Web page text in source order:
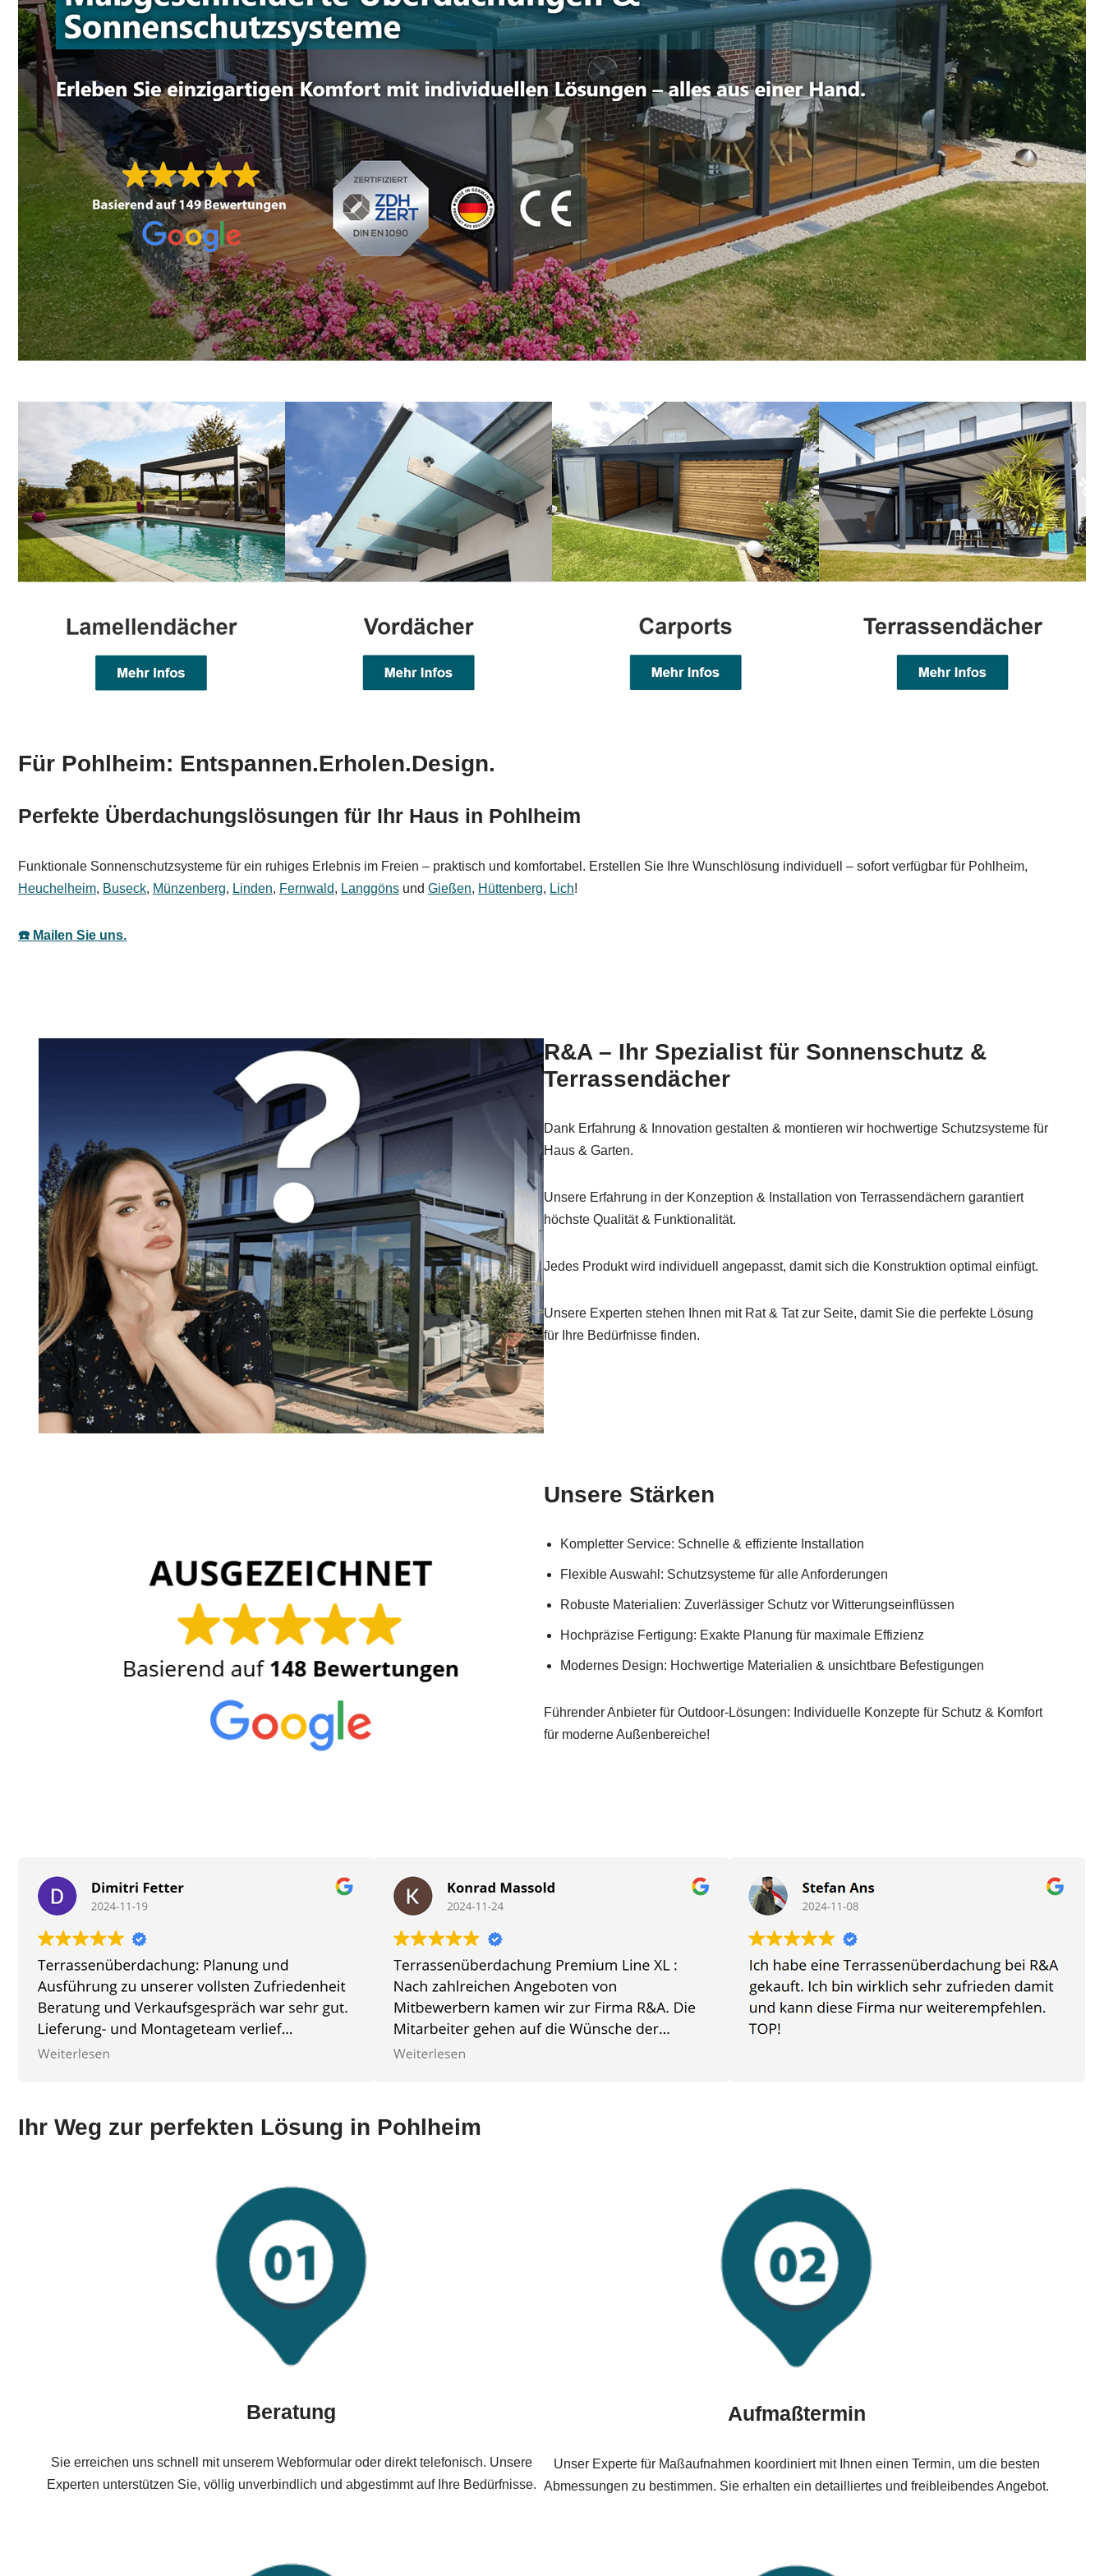
Für Pohlheim: Entspannen.Erholen.Design.
Perfekte Überdachungslösungen für Ihr Haus in Pohlheim
Funktionale Sonnenschutzsysteme für ein ruhiges Erlebnis im Freien – praktisch und komfortabel. Erstellen Sie Ihre Wunschlösung individuell – sofort verfügbar für Pohlheim,
Heuchelheim, Buseck, Münzenberg, Linden, Fernwald, Langgöns und Gießen, Hüttenberg, Lich!
☎️ Mailen Sie uns.
R&A – Ihr Spezialist für Sonnenschutz &
Terrassendächer
Dank Erfahrung & Innovation gestalten & montieren wir hochwertige Schutzsysteme für
Haus & Garten.
Unsere Erfahrung in der Konzeption & Installation von Terrassendächern garantiert
höchste Qualität & Funktionalität.
Jedes Produkt wird individuell angepasst, damit sich die Konstruktion optimal einfügt.
Unsere Experten stehen Ihnen mit Rat & Tat zur Seite, damit Sie die perfekte Lösung
für Ihre Bedürfnisse finden.
Unsere Stärken
Kompletter Service: Schnelle & effiziente Installation
Flexible Auswahl: Schutzsysteme für alle Anforderungen
Robuste Materialien: Zuverlässiger Schutz vor Witterungseinflüssen
Hochpräzise Fertigung: Exakte Planung für maximale Effizienz
Modernes Design: Hochwertige Materialien & unsichtbare Befestigungen
Führender Anbieter für Outdoor-Lösungen: Individuelle Konzepte für Schutz & Komfort
für moderne Außenbereiche!
Ihr Weg zur perfekten Lösung in Pohlheim
Beratung
Sie erreichen uns schnell mit unserem Webformular oder direkt telefonisch. Unsere
Experten unterstützen Sie, völlig unverbindlich und abgestimmt auf Ihre Bedürfnisse.
Aufmaßtermin
Unser Experte für Maßaufnahmen koordiniert mit Ihnen einen Termin, um die besten
Abmessungen zu bestimmen. Sie erhalten ein detailliertes und freibleibendes Angebot.